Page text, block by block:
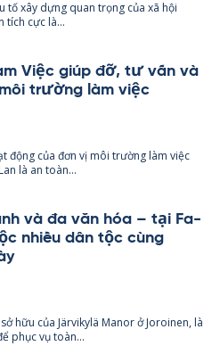
tố xây dựng quan trọng của xã hội
tích cực là...
Việc giúp đỡ, tư vấn và
trường làm việc
động của đơn vị môi trường làm việc
là an toàn...
và đa văn hóa – tại Fa­
nhiều dân tộc cùng
hữu của Jär­vi­kylä Ma­nor ở Jo­roi­nen, là
phục vụ toàn...